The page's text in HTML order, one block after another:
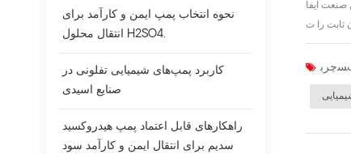
صنعت ایفا
نحوه انتخاب پمپ ایمن و کارآمد برای
انتقال محلول H2SO4.
کاربرد پمپ‌های شیمیایی تفلونی در
صنایع اسیدی
راهکارهای قابل اعتماد پمپ هیدروکسید
سدیم برای انتقال ایمن و کارآمد سود